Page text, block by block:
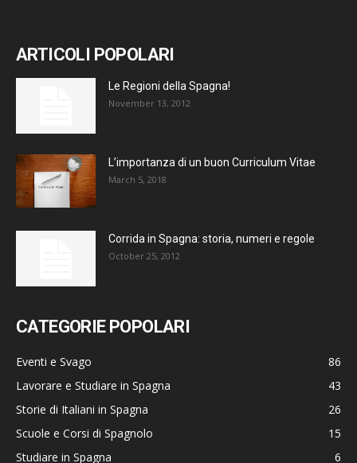
ARTICOLI POPOLARI
Le Regioni della Spagna!
November 13, 2012
L’importanza di un buon Curriculum Vitae
March 5, 2018
Corrida in Spagna: storia, numeri e regole
October 25, 2012
CATEGORIE POPOLARI
Eventi e Svago
86
Lavorare e Studiare in Spagna
43
Storie di Italiani in Spagna
26
Scuole e Corsi di Spagnolo
15
Studiare in Spagna
6